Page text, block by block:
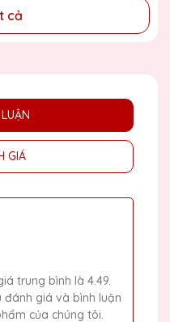
cả
GIÁ
trung bình là 4.49.
đánh giá và bình luận
của chúng tôi.